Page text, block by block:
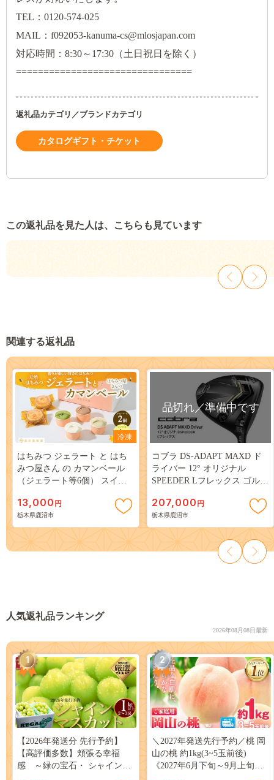
TEL：0120-574-025
MAIL：f092053-kanuma-cs@mlosjapan.com
対応時間：8:30～17:30（土日祝日を除く）
================================
返礼品カテゴリ／ブランドカテゴリ
カタログギフト・チケット
この返礼品を見た人は、こちらも見ています
関連する返礼品
冷凍
はちみつ ジェラート と はち
みつ屋さん の カマンベール
（ジェラート等6個） スイー
ト お菓子 ケーキ タルト
13,000 円
栃木県鹿沼市
品切れ／準備中です
コブラ DS-ADAPT MAXD ド
ライバー 12° オリジナル
SPEEDER Lフレックス ゴルフ
D L
207,000 円
栃木県鹿沼市
人気返礼品ランキング
2026年08月08日最新
1
【2026年発送分 先行予約】
【高評価多数】頬張る幸福
感 ～緑の宝石・ シャインマ
2
＼2027年発送先行予約／桃 岡
山の桃 約1kg(3~5玉前後)
《2027年6月下旬～9月上旬頃